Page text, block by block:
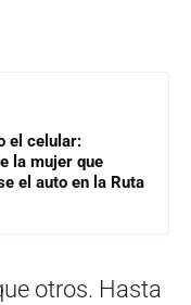
el celular:
la mujer que
el auto en la Ruta
otros. Hasta